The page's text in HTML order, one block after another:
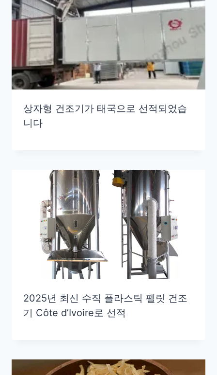
상자형 건조기가 태국으로 선적되었습
니다
2025년 최신 수직 플라스틱 펠릿 건조
기 Côte d’Ivoire로 선적